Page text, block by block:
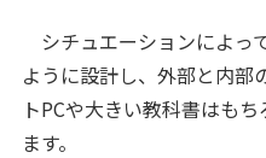
シチュエーションによっ
ように設計し、外部と内部
トPCや大きい教科書はも
ます。